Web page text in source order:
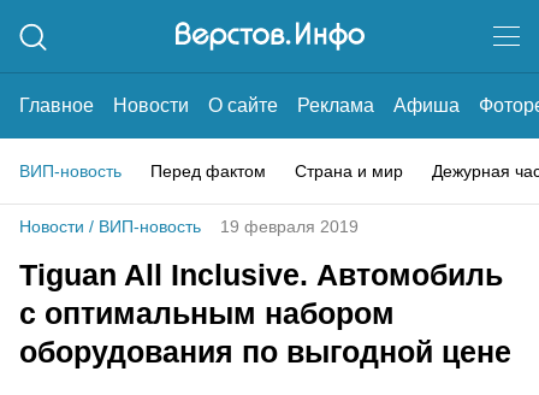
Главное Новости О сайте Реклама Афиша
ВИП-новость Перед фактом Страна и мир Дежурная
Новости / ВИП-новость 19 февраля 2019
Tiguan All Inclusive. Автомобиль
с оптимальным набором
оборудования по выгодной цене